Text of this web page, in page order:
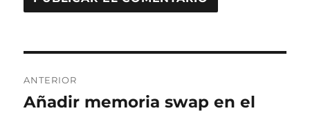
de
ANTERIOR
Entrada
Añadir memoria swap en el